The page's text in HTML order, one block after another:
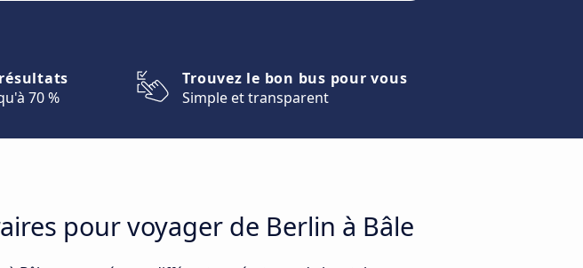
70 %
Trouvez le bon bus pour vous
Simple et transparent
pour voyager de Berlin à Bâle